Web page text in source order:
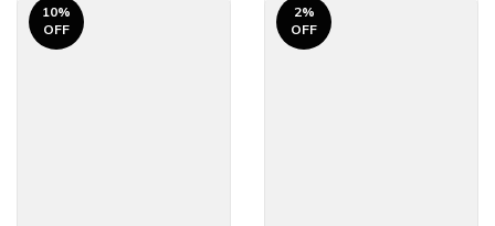
10%
OFF
2%
OFF